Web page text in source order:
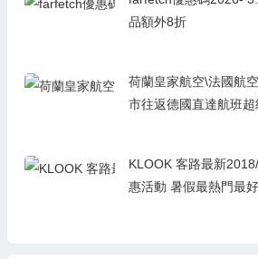
品額外8折
荷蘭皇家航空\法國航
市往返德國直達航班
KLOOK 客路最新
惠活動 暑假最熱